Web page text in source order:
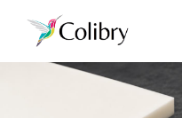
П
е